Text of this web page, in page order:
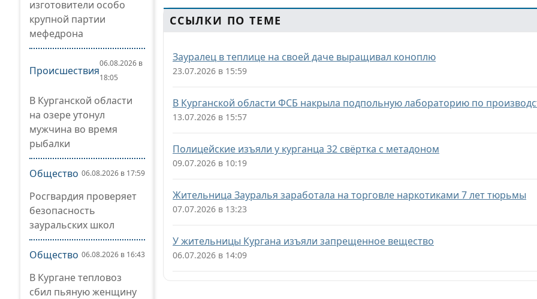
изготовители особо
крупной партии
мефедрона
Происшествия
06.08.2026 в
18:05
В Курганской области
на озере утонул
мужчина во время
рыбалки
Общество 06.08.2026 в 17:59
Росгвардия проверяет
безопасность
зауральских школ
Общество 06.08.2026 в 16:43
В Кургане тепловоз
сбил пьяную женщину
ССЫЛКИ ПО ТЕМЕ
Зауралец в теплице на своей даче выращивал коноплю
23.07.2026 в 15:59
В Курганской области ФСБ накрыла подпольную лабораторию по
13.07.2026 в 15:57
Полицейские изъяли у курганца 32 свёртка с метадоном
09.07.2026 в 10:19
Жительница Зауралья заработала на торговле наркотиками 7 лет тюрьмы
07.07.2026 в 13:23
У жительницы Кургана изъяли запрещенное вещество
06.07.2026 в 14:09